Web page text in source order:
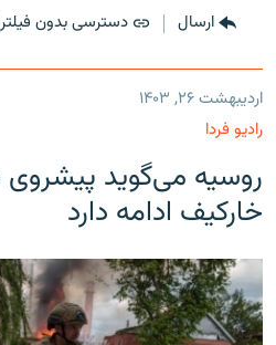
ارسال دسترسی بدون
اردیبهشت ۲۶, ۱۴۰۳
رادیو فردا
روسیه می‌گوید
خارکیف ادامه دارد